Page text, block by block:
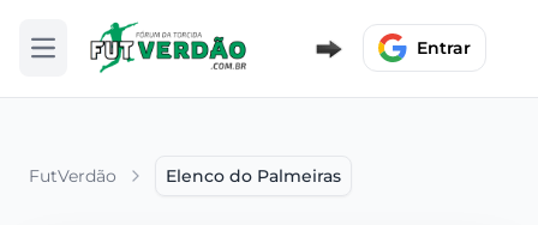
Abrir menu Entrar
FutVerdão Elenco do Palmeiras